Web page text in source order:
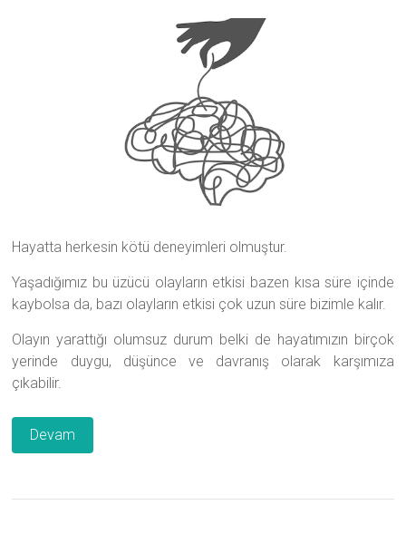
Hayatta herkesin kötü deneyimleri olmuştur.
Yaşadığımız bu üzücü olayların etkisi bazen kısa süre içinde
kaybolsa da, bazı olayların etkisi çok uzun süre bizimle kalır.
Olayın yarattığı olumsuz durum belki de hayatımızın birçok
yerinde duygu, düşünce ve davranış olarak karşımıza
çıkabilir.
Devam